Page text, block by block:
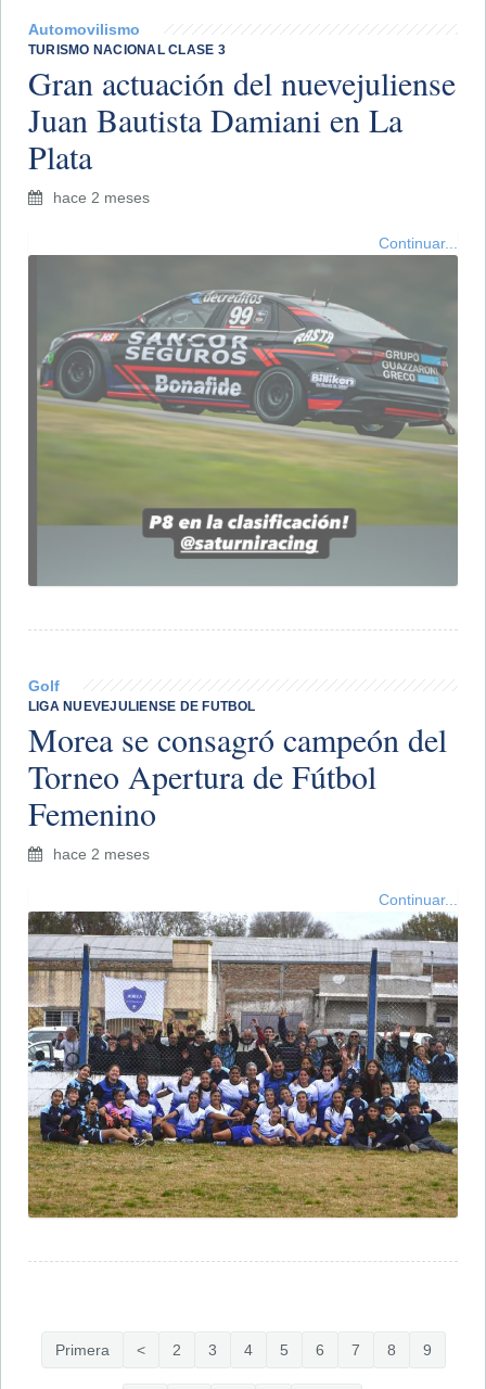
Automovilismo
TURISMO NACIONAL CLASE 3
Gran actuación del nuevejuliense
Juan Bautista Damiani en La
Plata
hace 2 meses
Continuar...
Golf
LIGA NUEVEJULIENSE DE FUTBOL
Morea se consagró campeón del
Torneo Apertura de Fútbol
Femenino
hace 2 meses
Continuar...
Primera < 2 3 4 5 6 7 8 9